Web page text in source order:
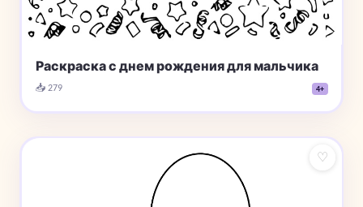
Раскраска с днем рождения для мальчика
📥 279 4+
♡